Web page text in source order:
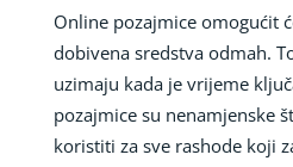
Online pozajmice omogućit
dobivena sredstva odmah.
uzimaju kada je vrijeme
pozajmice su nenamjenske
koristiti za sve rashode koji